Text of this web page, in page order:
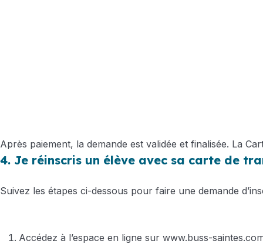
Après paiement, la demande est validée et finalisée. La
4. Je réinscris un élève avec sa carte de
Suivez les étapes ci-dessous pour faire une demande
Accédez à l’espace en ligne sur www.buss-